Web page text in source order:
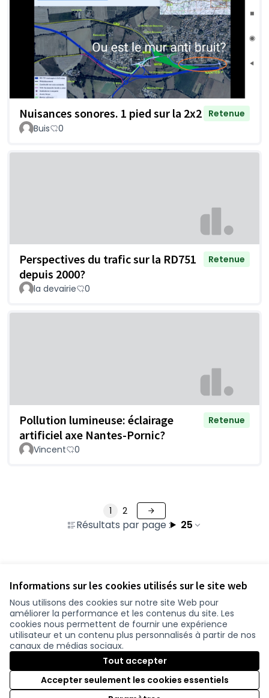
Informations sur les cookies utilisés sur le site web
Nous utilisons des cookies sur notre site Web pour
améliorer la performance et les contenus du site. Les
cookies nous permettent de fournir une expérience
utilisateur et un contenu plus personnalisés à partir de nos
canaux de médias sociaux.
Tout accepter
Accepter seulement les cookies essentiels
Nuisances sonores. 1 pied sur la 2x2 Retenue
Buis
0
Perspectives du trafic sur la RD751
depuis 2000?
Retenue
la devairie 0
Pollution lumineuse: éclairage
artificiel axe Nantes-Pornic?
Retenue
Vincent 0
Résultats par page : 25
1 2
Conditions d'utilisation
Paramètres des cookies
participer.loire-atlantique.fr sur Facebook
(Lien externe)
participer.loire-atlantique.fr sur Instagram
participer.loire-atlantique.fr sur YouTube
(Lien externe)
Licence
(Lien